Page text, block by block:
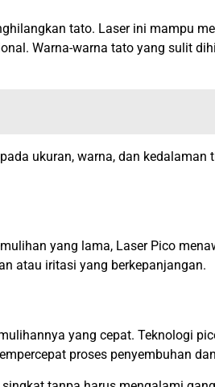
tato. Laser ini mampu
Warna-warna tato yang sulit
ukuran, warna, dan
yang lama, Laser Pico
atau iritasi yang berkepanjangan.
yang cepat. Teknologi
proses penyembuhan